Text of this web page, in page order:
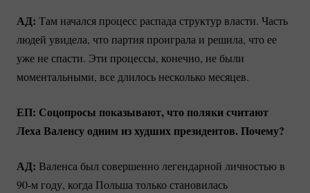
АД: Там начался процесс распада структур власти. Часть
людей увидела, что партия проиграла и решила, что ее
уже не спасти. Эти процессы, конечно, не были
моментальными, все длилось несколько месяцев.
ЕП: Соцопросы показывают, что поляки считают
Леха Валенсу одним из худших президентов. Почему?
АД: Валенса был совершенно легендарной личностью в
90-м году, когда Польша только становилась